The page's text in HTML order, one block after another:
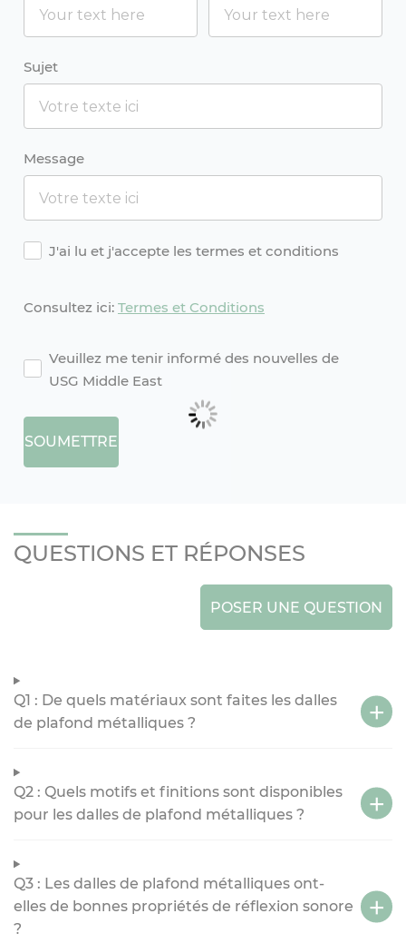
Sujet
Message
Agreement
J'ai lu et j'accepte les termes et conditions
Consultez ici: Termes et Conditions
agreement2
Veuillez me tenir informé des nouvelles de
USG Middle East
SOUMETTRE
QUESTIONS ET RÉPONSES
POSER UNE QUESTION
Q1 : De quels matériaux sont faites les dalles
de plafond métalliques ?
Q2 : Quels motifs et finitions sont disponibles
pour les dalles de plafond métalliques ?
Q3 : Les dalles de plafond métalliques ont-
elles de bonnes propriétés de réflexion sonore
?